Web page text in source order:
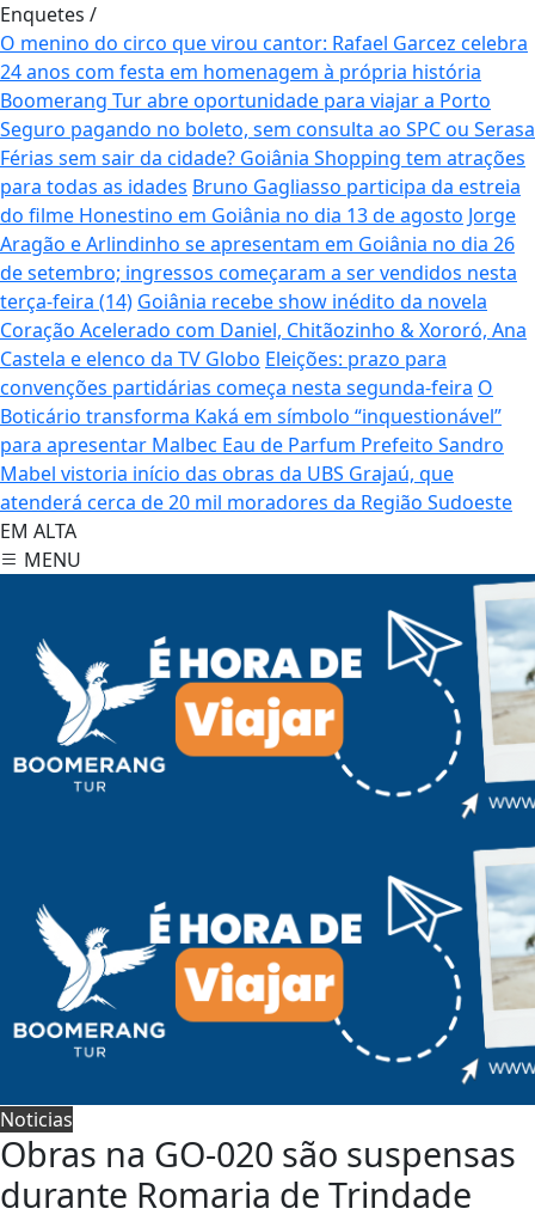
Enquetes /
O menino do circo que virou cantor: Rafael Garcez celebra
24 anos com festa em homenagem à própria história
Boomerang Tur abre oportunidade para viajar a Porto
Seguro pagando no boleto, sem consulta ao SPC ou Serasa
Férias sem sair da cidade? Goiânia Shopping tem atrações
para todas as idades Bruno Gagliasso participa da estreia
do filme Honestino em Goiânia no dia 13 de agosto Jorge
Aragão e Arlindinho se apresentam em Goiânia no dia 26
de setembro; ingressos começaram a ser vendidos nesta
terça-feira (14) Goiânia recebe show inédito da novela
Coração Acelerado com Daniel, Chitãozinho & Xororó, Ana
Castela e elenco da TV Globo Eleições: prazo para
convenções partidárias começa nesta segunda-feira O
Boticário transforma Kaká em símbolo “inquestionável”
para apresentar Malbec Eau de Parfum Prefeito Sandro
Mabel vistoria início das obras da UBS Grajaú, que
atenderá cerca de 20 mil moradores da Região Sudoeste
EM ALTA
MENU
Noticias
Obras na GO-020 são suspensas
durante Romaria de Trindade